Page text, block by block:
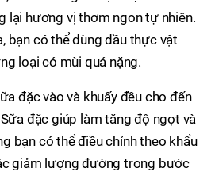
lại hương vị thơm ngon tự nhiên.
bạn có thể dùng dầu thực vật
loại có mùi quá nặng.
đặc vào và khuấy đều cho đến
đặc giúp làm tăng độ ngọt và
bạn có thể điều chỉnh theo khẩu
giảm lượng đường trong bước